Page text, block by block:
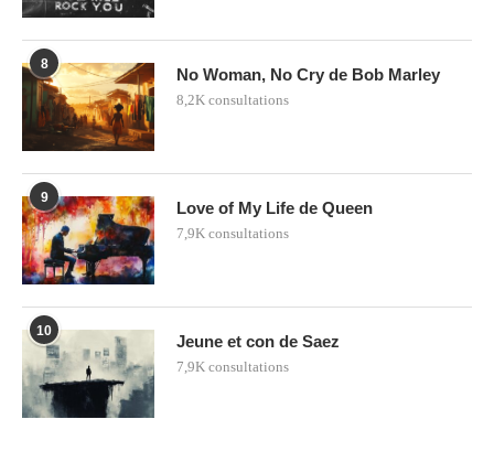
8
No Woman, No Cry de Bob Marley
8,2K consultations
9
Love of My Life de Queen
7,9K consultations
10
Jeune et con de Saez
7,9K consultations